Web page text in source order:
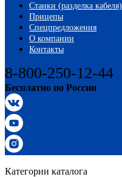
Станки (разделка кабеля)
Прицепы
Спецпредложения
О компании
Контакты
8-800-250-12-44
Бесплатно по России
Категории каталога